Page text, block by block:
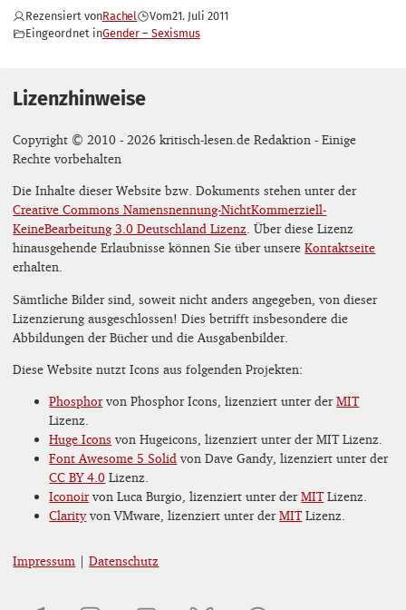
Rezensiert vonRachel Vom21. Juli 2011
Eingeordnet inGender – Sexismus
Lizenzhinweise
Copyright © 2010 - 2026 kritisch-lesen.de Redaktion - Einige
Rechte vorbehalten
Die Inhalte dieser Website bzw. Dokuments stehen unter der
Creative Commons Namensnennung-NichtKommerziell-
KeineBearbeitung 3.0 Deutschland Lizenz . Über diese Lizenz
hinausgehende Erlaubnisse können Sie über unsereKontaktseite
erhalten.
Sämtliche Bilder sind, soweit nicht anders angegeben, von dieser
Lizenzierung ausgeschlossen! Dies betrifft insbesondere die
Abbildungen der Bücher und die Ausgabenbilder.
Diese Website nutzt Icons aus folgenden Projekten:
Phosphorvon Phosphor Icons, lizenziert unter derMIT
Lizenz.
Huge Icons von Hugeicons, lizenziert unter der MIT Lizenz.
Font Awesome 5 Solid von Dave Gandy, lizenziert unter der
CC BY 4.0 Lizenz.
Iconoirvon Luca Burgio, lizenziert unter derMITLizenz.
Clarityvon VMware, lizenziert unter derMITLizenz.
Impressum |Datenschutz